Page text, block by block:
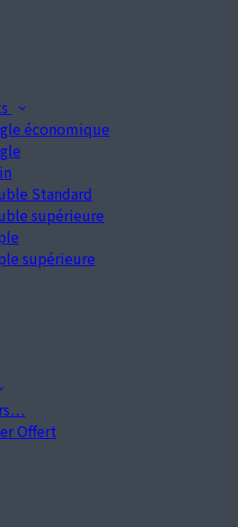
économique
Standard
supérieure
supérieure
Offert